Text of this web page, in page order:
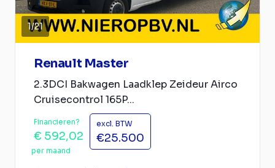
1/21
Renault Master
2.3DCI Bakwagen Laadklep Zeideur Airco
Cruisecontrol 165P...
Financieren?
€ 592,02
per maand
excl. BTW
€25.500